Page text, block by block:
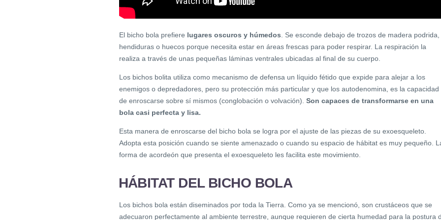
El bicho bola prefiere lugares oscuros y húmedos. Se esconde debajo de trozos de madera podrida,
hendiduras o huecos porque necesita estar en áreas frescas para poder respirar. La respiración la
realiza a través de unas pequeñas láminas ventrales ubicadas al final de su cuerpo.
Los bichos bolita utiliza como mecanismo de defensa un líquido fétido que expide para alejar a los
enemigos o depredadores, pero su protección más particular y que los autodenomina, es la capacidad
de enroscarse sobre sí mismos (conglobación o volvación). Son capaces de transformarse en una
bola casi perfecta y lisa.
Esta manera de enroscarse del bicho bola se logra por el ajuste de las piezas de su exoesqueleto.
Adopta esta posición cuando se siente amenazado o cuando su espacio de hábitat es muy pequeño.
forma de acordeón que presenta el exoesqueleto les facilita este movimiento.
HÁBITAT DEL BICHO BOLA
Los bichos bola están diseminados por toda la Tierra. Como ya se mencionó, son crustáceos que se
adecuaron perfectamente al ambiente terrestre, aunque requieren de cierta humedad para la postura